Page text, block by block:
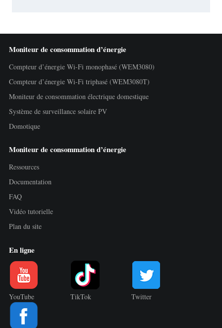
Moniteur de consommation d’énergie
Compteur d’énergie Wi-Fi monophasé (WEM3080)
Compteur d’énergie Wi-Fi triphasé (WEM3080T)
Moniteur de consommation électrique domestique
Système de surveillance solaire PV
Domotique
Moniteur de consommation d’énergie
Ressources
Documentation
FAQ
Vidéo tutorielle
Plan du site
En ligne
YouTube TikTok Twitter